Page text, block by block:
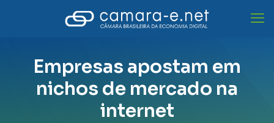
Empresas apostam em
nichos de mercado na
internet